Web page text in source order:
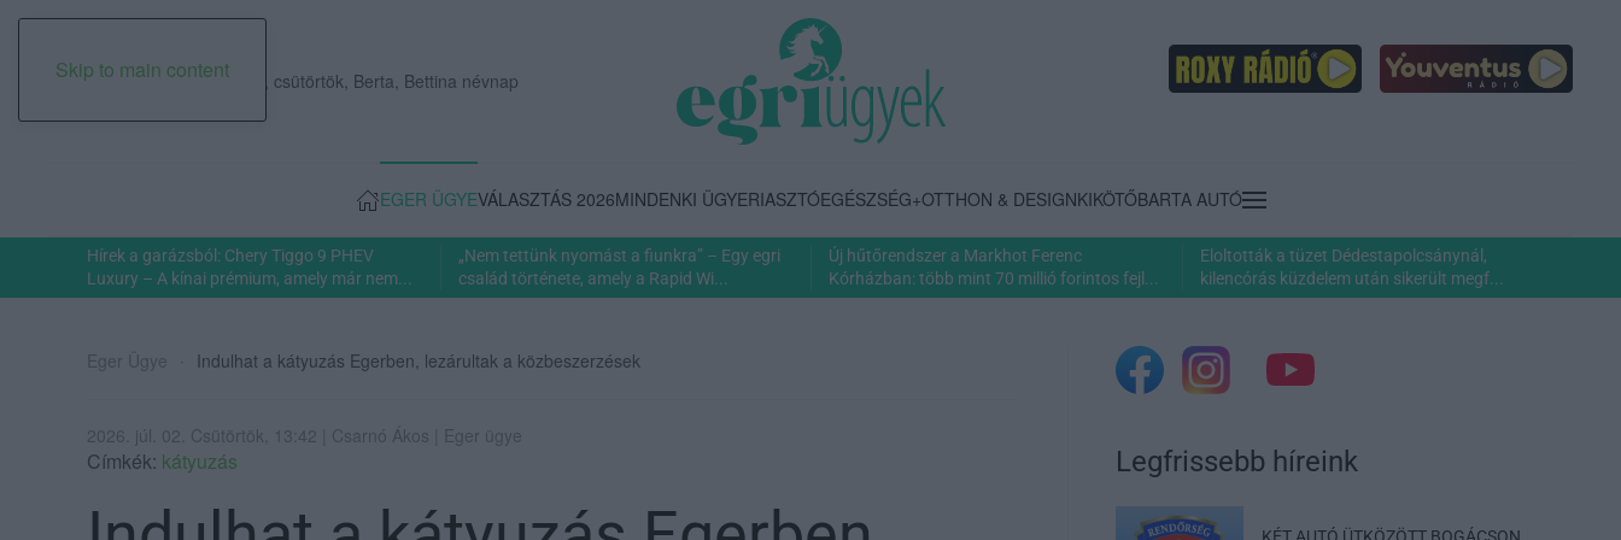
Skip to main content
2026. augusztus 06., csütörtök, Berta, Bettina névnap
EGER ÜGYEVÁLASZTÁS 2026MINDENKI ÜGYERIASZTÓEGÉSZSÉG+OTTHON & DESIGNKIKÖTŐBARTA AUTÓ
Hírek a garázsból: Chery Tiggo 9 PHEV
Luxury – A kínai prémium, amely már nem...
„Nem tettünk nyomást a fiunkra” – Egy egri
család története, amely a Rapid Wi...
Új hűtőrendszer a Markhot Ferenc
Kórházban: több mint 70 millió forintos fejl...
Eloltották a tüzet Dédestapolcsánynál,
kilencórás küzdelem után sikerült megf...
Eger Ügye Indulhat a kátyuzás Egerben, lezárultak a közbeszerzések
2026. júl. 02. Csütörtök, 13:42 | Csarnó Ákos | Eger ügye
Címkék: kátyuzás Legfrissebb híreink
KÉT AUTÓ ÜTKÖZÖTT BOGÁCSON,